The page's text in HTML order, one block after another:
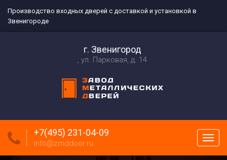
Производство входных дверей с доставкой и установкой в
Звенигороде
г. Звенигород
ул. Парковая, д. 14
меню
+7(495) 231-04-09
info@zmddoor.ru